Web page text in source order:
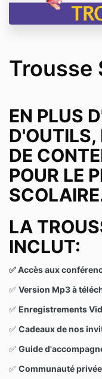
Trousse
EN PLUS
D'OUTILS,
DE
POUR LE
LA
INCLUT:
✅ Accès aux
✅ Version Mp3 à
✅ Enregistrements
✅ Cadeaux de nos
✅ Guide
✅ Communauté privée